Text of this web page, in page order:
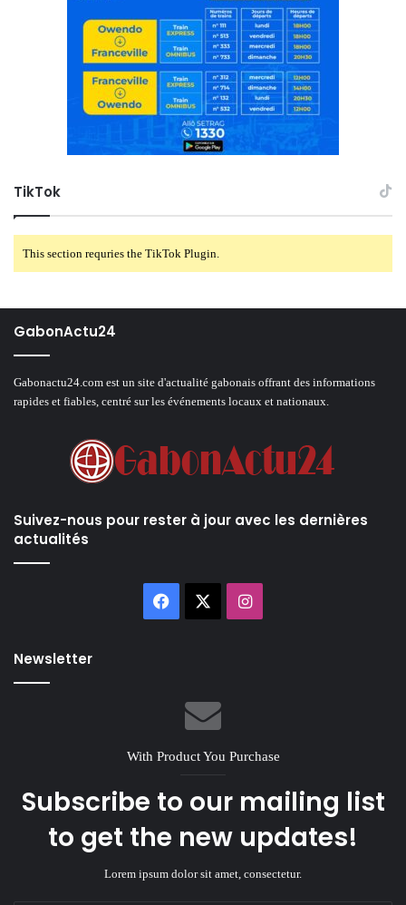
TikTok
This section requries the TikTok Plugin.
GabonActu24
Gabonactu24.com est un site d'actualité gabonais offrant des informations
rapides et fiables, centré sur les événements locaux et nationaux.
Suivez-nous pour rester à jour avec les dernières
actualités
Facebook Instagram
Newsletter
With Product You Purchase
Subscribe to our mailing list
to get the new updates!
Lorem ipsum dolor sit amet, consectetur.